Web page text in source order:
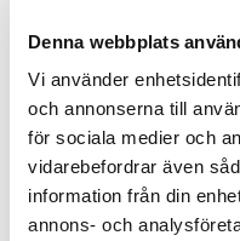
Denna webbplats
Vi använder
och annonserna till
för sociala medier och
vidarebefordrar även
information från din
annons- och
behov. Skruvas i vägg
Fix.
Produktinformation